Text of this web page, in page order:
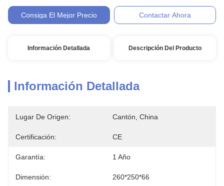
Consiga El Mejor Precio Contactar Ahora
Información Detallada Descripción Del Producto
Información Detallada
Lugar De Origen: Cantón, China
Certificación: CE
Garantía: 1 Año
Dimensión: 260*250*66